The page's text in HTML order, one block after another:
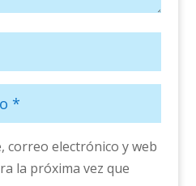
correo electrónico y web
la próxima vez que